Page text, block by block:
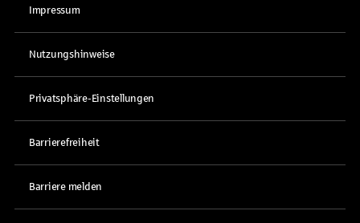
Impressum
Nutzungshinweise
Privatsphäre-Einstellungen
Barrierefreiheit
Barriere melden